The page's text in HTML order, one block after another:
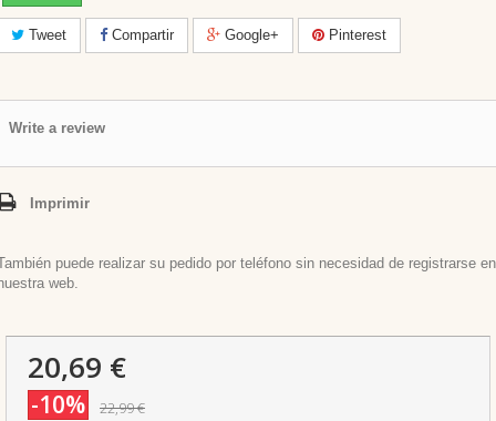
Tweet Compartir Google+ Pinterest
Write a review
Imprimir
puede realizar su pedido por teléfono sin necesidad de registrarse en
web.
20,69 €
-10% 22,99 €